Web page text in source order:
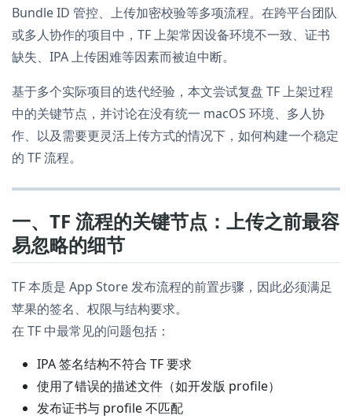
Bundle ID 管控、上传加密校验等多项流程。在跨平台团队
或多人协作的项目中，TF 上架常因设备环境不一致、证书
缺失、IPA 上传困难等因素而被迫中断。
基于多个实际项目的迭代经验，本文尝试复盘 TF 上架过程
中的关键节点，并讨论在没有统一 macOS 环境、多人协
作、以及需要更灵活上传方式的情况下，如何构建一个稳定
的 TF 流程。
一、TF 流程的关键节点：上传之前最容
易忽略的细节
TF 本质是 App Store 发布流程的前置步骤，因此必须满足
苹果的签名、权限与结构要求。
在 TF 中最常见的问题包括：
IPA 签名结构不符合 TF 要求
使用了错误的描述文件（如开发版 profile）
发布证书与 profile 不匹配